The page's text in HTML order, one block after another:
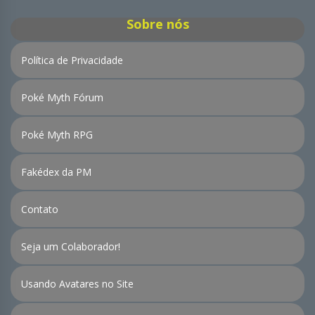
Sobre nós
Política de Privacidade
Poké Myth Fórum
Poké Myth RPG
Fakédex da PM
Contato
Seja um Colaborador!
Usando Avatares no Site